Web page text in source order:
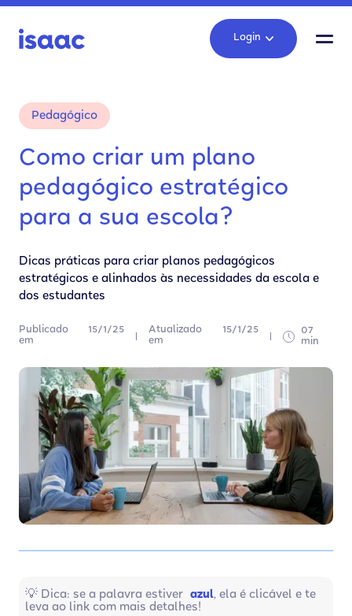
Login
Pedagógico
Como criar um plano
pedagógico estratégico
para a sua escola?
Dicas práticas para criar planos pedagógicos
estratégicos e alinhados às necessidades da escola e
dos estudantes
Publicado
em
15/1/25
Atualizado
em
15/1/25
07
min
💡 Dica: se a palavra estiver azul, ela é clicável e te
leva ao link com mais detalhes!